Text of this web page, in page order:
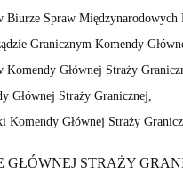
Spraw Międzynarodowych
Granicznym Komendy
Głównej Straży
Głównej Straży Granicznej,
Głównej Straży
STRAŻY